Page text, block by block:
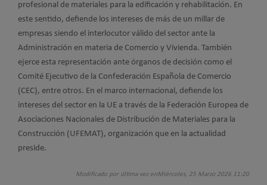
profesional de materiales para la edificación y rehabilitación. En
este sentido, defiende los intereses de más de un millar de
empresas siendo el interlocutor válido del sector ante la
Administración en materia de Comercio y Vivienda. También
ejerce esta representación ante órganos de decisión como el
Comité Ejecutivo de la Confederación Española de Comercio
(CEC), entre otros. En el marco internacional, defiende los
intereses del sector en la UE a través de la Federación Europea de
Asociaciones Nacionales de Distribución de Materiales para la
Construcción (UFEMAT), organización que en la actualidad
preside.
Modificado por última vez enMiércoles, 25 Marzo 2026 11:20